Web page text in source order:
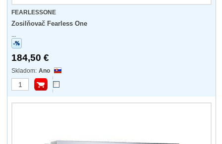
FEARLESSONE
Zosilňovač Fearless One
...
184,50 €
Ano